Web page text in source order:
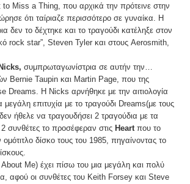
Miss a Thing, που αρχικά την πρότεινε στην
ότι ταίριαζε περισσότερο σε γυναίκα. Η
δεν το δέχτηκε και το τραγούδι κατέληξε στον
rock star”, Steven Tyler και στους Aerosmith,
συμπρωταγωνίστρια σε αυτήν την…
Bernie Taupin και Martin Page, που της
Dreams. H Nicks αρνήθηκε με την αιτιολογία
μεγάλη επιτυχία με το τραγούδι Dreams(με τους
ήθελε να τραγουδήσει 2 τραγούδια με τα
συνθέτες το προσέφεραν στις Heartπου το
δίσκο τους του 1985, πηγαίνοντας το
Me) έχει πίσω του μια μεγάλη και πολύ
αφού οι συνθέτες του Keith Forsey και Steve